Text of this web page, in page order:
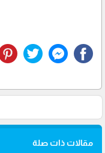
مقالات ذات صلة